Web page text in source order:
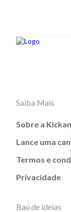
Saiba Mais
Sobre a
Lance uma
Termos e
Privacidade
Baú de ideias